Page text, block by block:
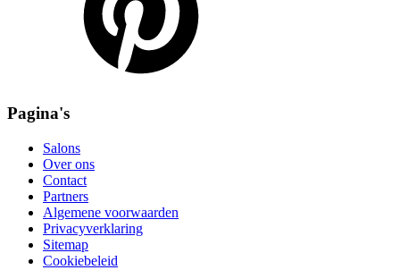
Pagina's
Salons
Over ons
Contact
Partners
Algemene voorwaarden
Privacyverklaring
Sitemap
Cookiebeleid